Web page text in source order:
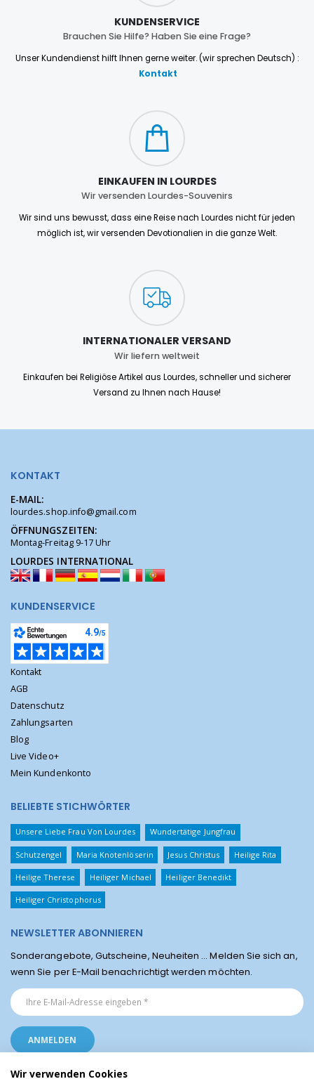
KUNDENSERVICE
Brauchen Sie Hilfe? Haben Sie eine Frage?
Unser Kundendienst hilft Ihnen gerne weiter. (wir sprechen Deutsch) :
Kontakt
EINKAUFEN IN LOURDES
Wir versenden Lourdes-Souvenirs
Wir sind uns bewusst, dass eine Reise nach Lourdes nicht für jeden
möglich ist, wir versenden Devotionalien in die ganze Welt.
INTERNATIONALER VERSAND
Wir liefern weltweit
Einkaufen bei Religiöse Artikel aus Lourdes, schneller und sicherer
Versand zu Ihnen nach Hause!
KONTAKT
E-MAIL:
lourdes.shop.info@gmail.com
ÖFFNUNGSZEITEN:
Montag-Freitag 9-17 Uhr
LOURDES INTERNATIONAL
KUNDENSERVICE
Kontakt
AGB
Datenschutz
Zahlungsarten
Blog
Live Video+
Mein Kundenkonto
BELIEBTE STICHWÖRTER
Unsere Liebe Frau Von Lourdes Wundertätige Jungfrau
Schutzengel Maria Knotenlöserin Jesus Christus Heilige Rita
Heilige Therese Heiliger Michael Heiliger Benedikt
Heiliger Christophorus
NEWSLETTER ABONNIEREN
Sonderangebote, Gutscheine, Neuheiten ... Melden Sie sich an,
wenn Sie per E-Mail benachrichtigt werden möchten.
Wir verwenden Cookies